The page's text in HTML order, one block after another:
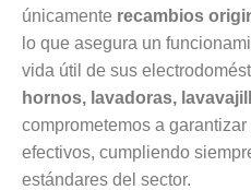
únicamente recambios
lo que asegura un
vida útil de sus
hornos, lavadoras,
comprometemos a
efectivos, cumpliendo
estándares del sector.